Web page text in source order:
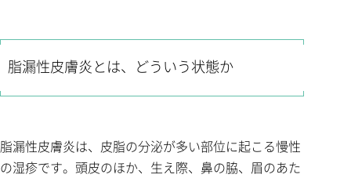
脂漏性皮膚炎とは、どういう状態か
脂漏性皮膚炎は、皮脂の分泌が多い部位に起こる慢性
の湿疹です。頭皮のほか、生え際、鼻の脇、眉のあた